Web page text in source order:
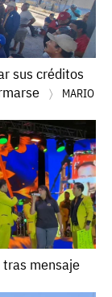
sus créditos
MARIO
tras mensaje